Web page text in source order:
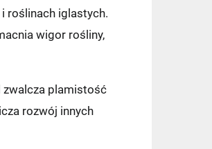
roślinach iglastych.
wigor rośliny,
zwalcza plamistość
rozwój innych